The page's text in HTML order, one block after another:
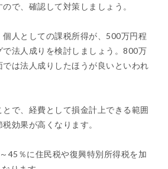
で、確認して対策しましょう。
人としての課税所得が、500万円程
で法人成りを検討しましょう。800万
は法人成りしたほうが良いといわれ
とで、経費として損金計上できる範囲
効果が高くなります。
45％に住民税や復興特別所得税を加